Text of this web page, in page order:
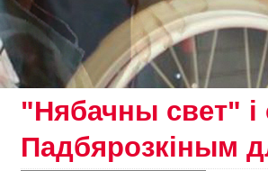
"Нябачны свет" і
Падбярозкіным